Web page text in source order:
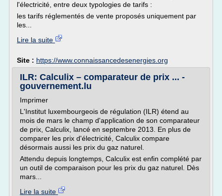
l'électricité, entre deux typologies de tarifs :
les tarifs réglementés de vente proposés uniquement par
les...
Lire la suite
Site : https://www.connaissancedesenergies.org
ILR: Calculix – comparateur de prix ... -
gouvernement.lu
Imprimer
L'Institut luxembourgeois de régulation (ILR) étend au
mois de mars le champ d'application de son comparateur
de prix, Calculix, lancé en septembre 2013. En plus de
comparer les prix d'électricité, Calculix compare
désormais aussi les prix du gaz naturel.
Attendu depuis longtemps, Calculix est enfin complété par
un outil de comparaison pour les prix du gaz naturel. Dès
mars...
Lire la suite